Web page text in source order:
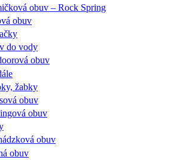
obuv – Rock Spring
obuv
do vody
obuv
žabky
obuv
obuv
obuv
obuv